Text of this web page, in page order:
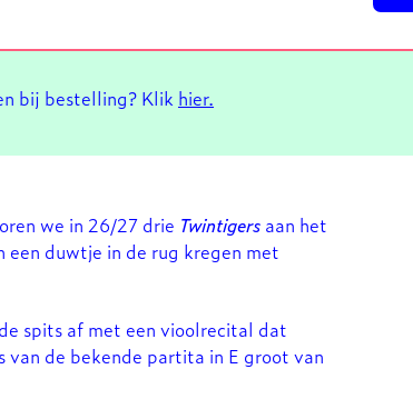
bij bestelling? Klik hier.
we in 26/27 drie Twintigers aan het
een duwtje in de rug kregen met
spits af met een vioolrecital dat
de bekende partita in E groot vanInzoomen